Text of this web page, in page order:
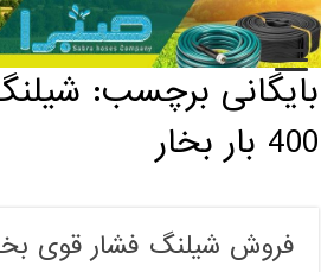
خانه / بایگانی برچسب: شیلنگ فشار قوی 400 بار بخار
بایگانی برچسب:
400 بار بخار
فروش شیلنگ فشار قوی